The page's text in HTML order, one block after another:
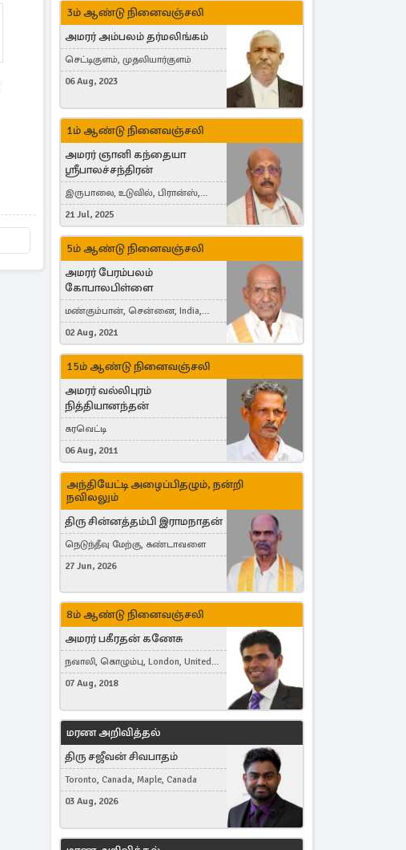
3ம் ஆண்டு நினைவஞ்சலி
அமரர் அம்பலம் தர்மலிங்கம்
செட்டிகுளம், முதலியார்குளம்
06 Aug, 2023
1ம் ஆண்டு நினைவஞ்சலி
அமரர் ஞானி கந்தையா
ஸ்ரீபாலச்சந்திரன்
இருபாலை, உடுவில், பிரான்ஸ்,
France
21 Jul, 2025
5ம் ஆண்டு நினைவஞ்சலி
அமரர் பேரம்பலம்
கோபாலபிள்ளை
மண்கும்பான், சென்னை, India,
Cergy, France
02 Aug, 2021
15ம் ஆண்டு நினைவஞ்சலி
அமரர் வல்லிபுரம்
நித்தியானந்தன்
கரவெட்டி
06 Aug, 2011
அந்தியேட்டி அழைப்பிதழும், நன்றி
நவிலலும்
திரு சின்னத்தம்பி இராமநாதன்
நெடுந்தீவு மேற்கு, கண்டாவளை
27 Jun, 2026
8ம் ஆண்டு நினைவஞ்சலி
அமரர் பகீரதன் கணேசு
நவாலி, கொழும்பு, London, United
Kingdom
07 Aug, 2018
மரண அறிவித்தல்
திரு சஜீவன் சிவபாதம்
Toronto, Canada, Maple, Canada
03 Aug, 2026